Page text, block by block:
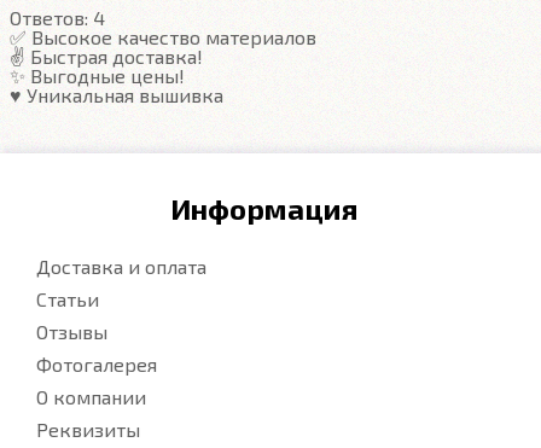
Ответов: 4
✅ Высокое качество материалов
✌️ Быстрая доставка!
✨ Выгодные цены!
♥️ Уникальная вышивка
Информация
Доставка и оплата
Статьи
Отзывы
Фотогалерея
О компании
Реквизиты